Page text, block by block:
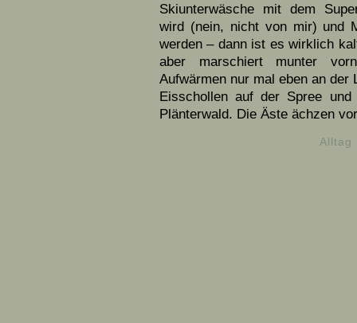
Skiunterwäsche mit dem
wird (nein, nicht von mir) und
werden – dann ist es wirklich
aber marschiert munter
Aufwärmen nur mal eben an der
Eisschollen auf der Spree
Plänterwald. Die Äste ächzen
Alltag